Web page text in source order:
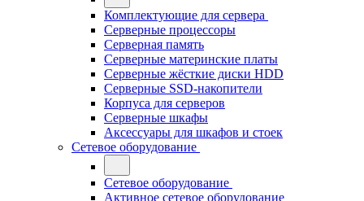
Комплектующие для сервера
Серверные процессоры
Серверная память
Серверные материнские платы
Серверные жёсткие диски HDD
Серверные SSD-накопители
Корпуса для серверов
Серверные шкафы
Аксессуары для шкафов и стоек
Сетевое оборудование
Сетевое оборудование
Активное сетевое оборудование